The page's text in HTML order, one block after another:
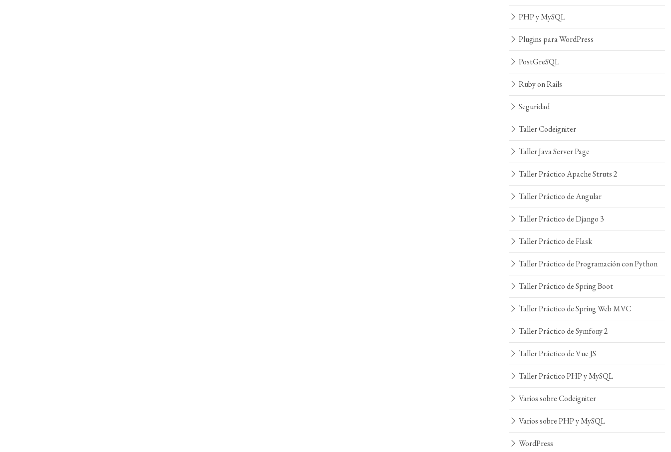
PHP y MySQL
Plugins para WordPress
PostGreSQL
Ruby on Rails
Seguridad
Taller Codeigniter
Taller Java Server Page
Taller Práctico Apache Struts 2
Taller Práctico de Angular
Taller Práctico de Django 3
Taller Práctico de Flask
Taller Práctico de Programación con Python
Taller Práctico de Spring Boot
Taller Práctico de Spring Web MVC
Taller Práctico de Symfony 2
Taller Práctico de Vue JS
Taller Práctico PHP y MySQL
Varios sobre Codeigniter
Varios sobre PHP y MySQL
WordPress